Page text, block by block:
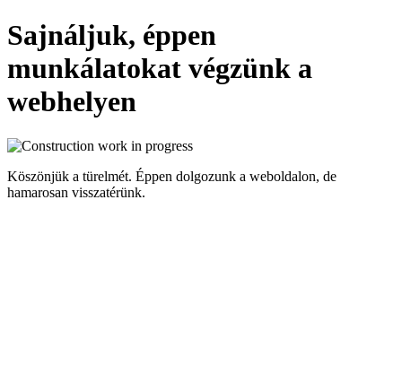
Sajnáljuk, éppen
munkálatokat végzünk a
webhelyen
Köszönjük a türelmét. Éppen dolgozunk a weboldalon, de
hamarosan visszatérünk.